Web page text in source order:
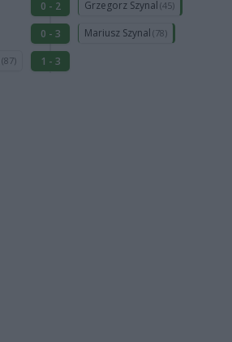
0 - 2 Grzegorz Szynal (45)
0 - 3 Mariusz Szynal (78)
(87) 1 - 3